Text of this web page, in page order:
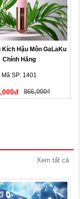
Kích Hậu Môn GaLaKu
Chính Hãng
Mã SP: 1401
866,000₫
Xem tất cả